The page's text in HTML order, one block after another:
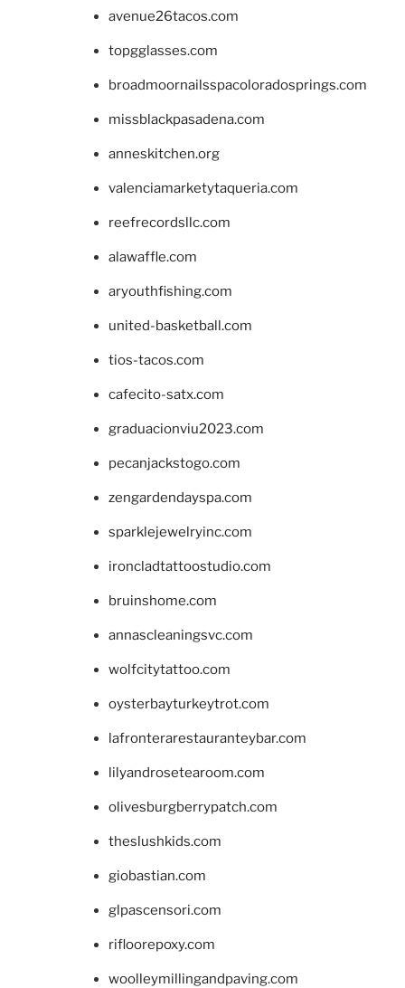
avenue26tacos.com
topgglasses.com
broadmoornailsspacoloradosprings.com
missblackpasadena.com
anneskitchen.org
valenciamarketytaqueria.com
reefrecordsllc.com
alawaffle.com
aryouthfishing.com
united-basketball.com
tios-tacos.com
cafecito-satx.com
graduacionviu2023.com
pecanjackstogo.com
zengardendayspa.com
sparklejewelryinc.com
ironcladtattoostudio.com
bruinshome.com
annascleaningsvc.com
wolfcitytattoo.com
oysterbayturkeytrot.com
lafronterarestauranteybar.com
lilyandrosetearoom.com
olivesburgberrypatch.com
theslushkids.com
giobastian.com
glpascensori.com
rifloorepoxy.com
woolleymillingandpaving.com